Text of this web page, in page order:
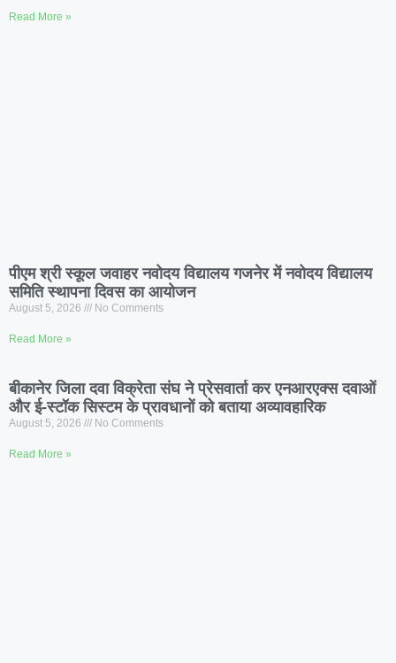
Read More »
पीएम श्री स्कूल जवाहर नवोदय विद्यालय गजनेर में नवोदय विद्यालय
समिति स्थापना दिवस का आयोजन
August 5, 2026 No Comments
Read More »
बीकानेर जिला दवा विक्रेता संघ ने प्रेसवार्ता कर एनआरएक्स दवाओं
और ई-स्टॉक सिस्टम के प्रावधानों को बताया अव्यावहारिक
August 5, 2026 No Comments
Read More »